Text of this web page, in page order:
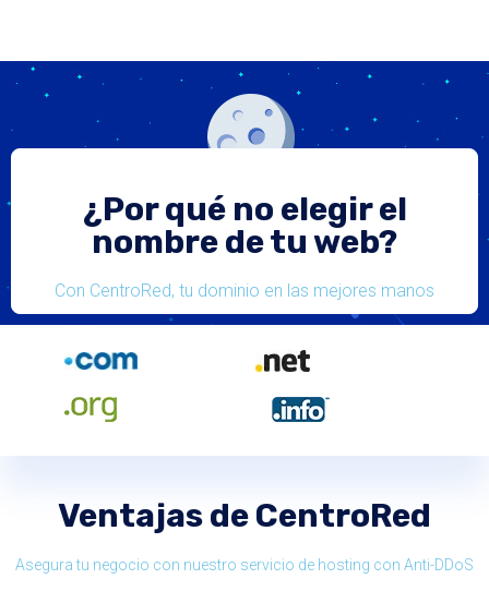
¿Por qué no elegir el
nombre de tu web?
Con CentroRed, tu dominio en las mejores manos
Ventajas de CentroRed
Asegura tu negocio con nuestro servicio de hosting con Anti-DDoS